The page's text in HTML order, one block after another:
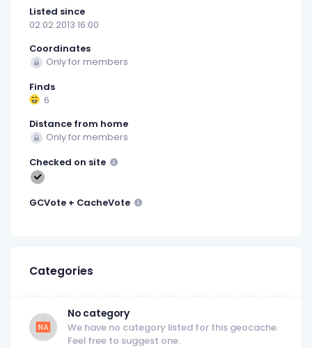
Listed since
02.02.2013 16:00
Coordinates
Only for members
Finds
6
Distance from home
Only for members
Checked on site
GCVote + CacheVote
Categories
No category
We have no category listed for this geocache.
Feel free to suggest one.